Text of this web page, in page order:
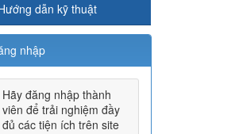
dẫn kỹ thuật
nhập
Hãy đăng nhập thành
viên để trải nghiệm đầy
đủ các tiện ích trên site